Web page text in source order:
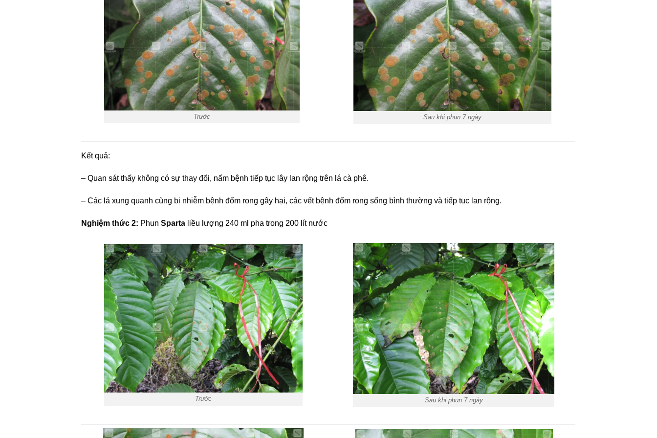
Trước Sau khi phun 7 ngày
Kết quả:
– Quan sát thấy không có sự thay đổi, nấm bệnh tiếp tục lây lan rộng trên lá cà phê.
– Các lá xung quanh cùng bị nhiễm bệnh đốm rong gây hại, các vết bệnh đốm rong sống bình thường và tiếp tục lan rộng.
Nghiệm thức 2: PhunSparta liều lượng 240 ml pha trong 200 lít nước
Trước Sau khi phun 7 ngày